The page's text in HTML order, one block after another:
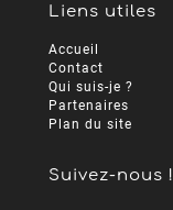
Liens utiles
Accueil
Contact
Qui suis-je ?
Partenaires
Plan du site
Suivez-nous !